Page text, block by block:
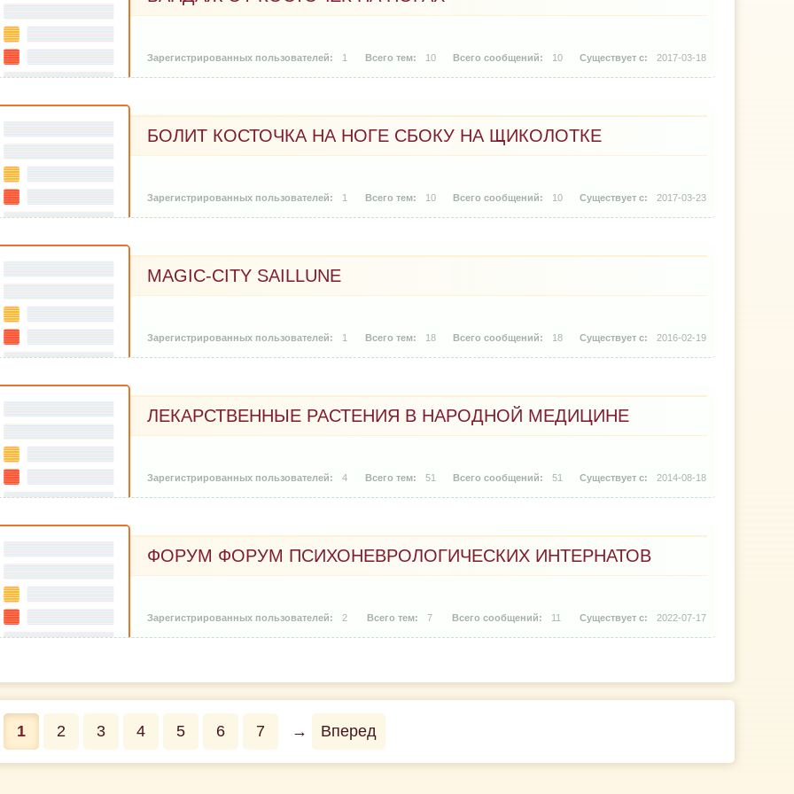
1 10 10 2017-03-18
БОЛИТ КОСТОЧКА НА НОГЕ СБОКУ НА ЩИКОЛОТКЕ
1 10 10 2017-03-23
MAGIC-CITY SAILLUNE
1 18 18 2016-02-19
ЛЕКАРСТВЕННЫЕ РАСТЕНИЯ В НАРОДНОЙ МЕДИЦИНЕ
4 51 51 2014-08-18
ФОРУМ ФОРУМ ПСИХОНЕВРОЛОГИЧЕСКИХ ИНТЕРНАТОВ
2 7 11 2022-07-17
1 2 3 4 5 6 7 → Вперед